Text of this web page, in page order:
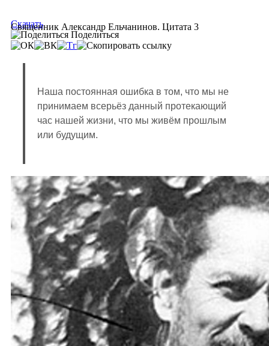
Священник Александр Ельчанинов. Цитата 3
Скачать
Поделиться
Наша постоянная ошибка в том, что мы не
принимаем всерьёз данный протекающий
час нашей жизни, что мы живём прошлым
или будущим.